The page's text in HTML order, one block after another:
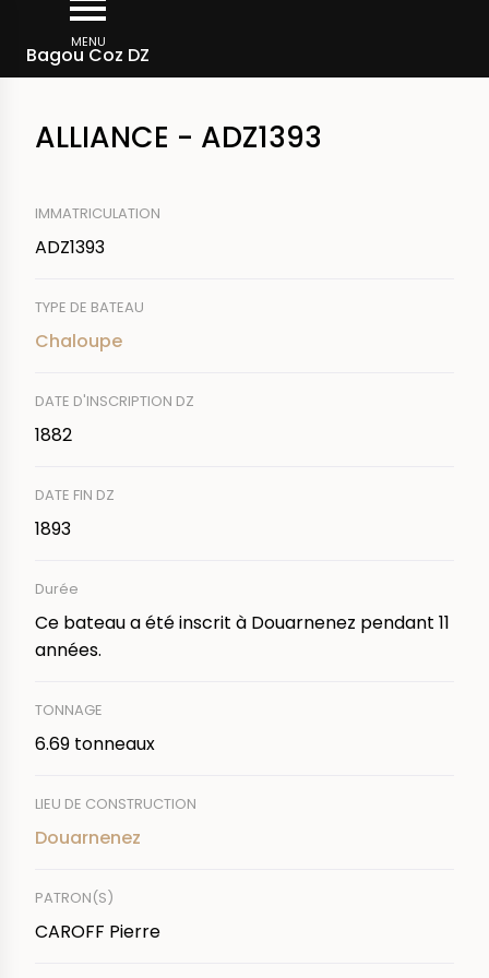
contenu
MENU
Bagou Coz DZ
d'Ariane
Rechercher un bateau
ALLIANCE - ADZ1393
IMMATRICULATION
ADZ1393
TYPE DE BATEAU
Chaloupe
DATE D'INSCRIPTION DZ
1882
DATE FIN DZ
1893
Durée
Ce bateau a été inscrit à Douarnenez pendant 11
années.
TONNAGE
6.69 tonneaux
LIEU DE CONSTRUCTION
Douarnenez
PATRON(S)
CAROFF Pierre